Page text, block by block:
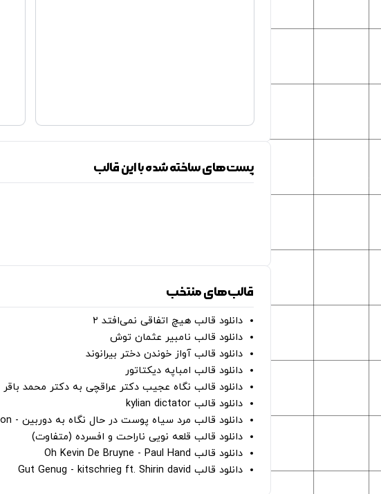
پست‌های ساخته شده با این قالب
قالب‌های منتخب
دانلود قالب هیچ اتفاقی نمی‌افتد ۲
دانلود قالب نامبیر عثمان ‌توش
دانلود قالب آواز خوندن دختر بیرانوند
دانلود قالب امباپه دیکتاتور
دانلود قالب نگاه عجیب دکتر عراقچی به دکتر محمد باقر
دانلود قالب kylian dictator
دانلود قالب مرد سیاه پوست در حال نگاه به دوربین - son ( کیفیت بیشتر )
دانلود قالب قلعه نویی ناراحت و افسرده (متفاوت)
دانلود قالب Oh Kevin De Bruyne - Paul Hand
دانلود قالب Gut Genug - kitschrieg ft. Shirin david